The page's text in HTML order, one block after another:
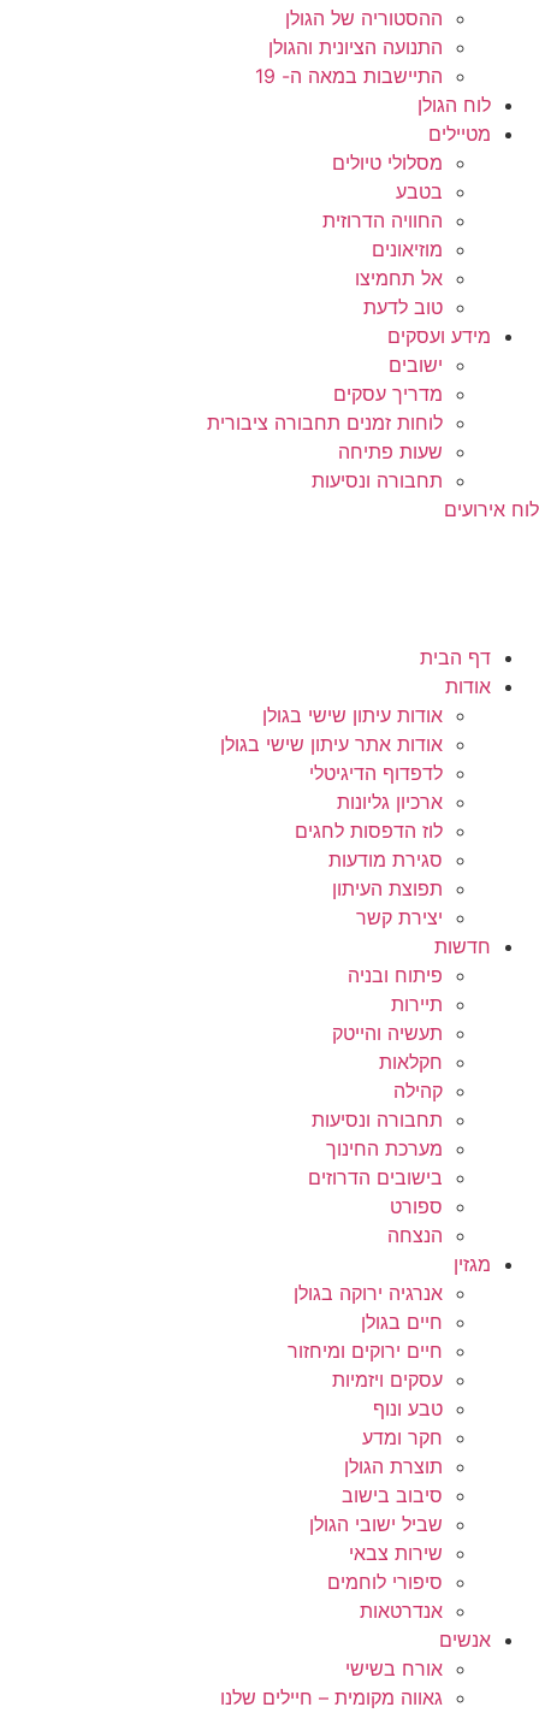
ההסטוריה של הגולן
התנועה הציונית והגולן
התיישבות במאה ה- 19
לוח הגולן
מטיילים
מסלולי טיולים
בטבע
החוויה הדרוזית
מוזיאונים
אל תחמיצו
טוב לדעת
מידע ועסקים
ישובים
מדריך עסקים
לוחות זמנים תחבורה ציבורית
שעות פתיחה
תחבורה ונסיעות
לוח אירועים
דף הבית
אודות
אודות עיתון שישי בגולן
אודות אתר עיתון שישי בגולן
לדפדוף הדיגיטלי
ארכיון גליונות
לוז הדפסות לחגים
סגירת מודעות
תפוצת העיתון
יצירת קשר
חדשות
פיתוח ובניה
תיירות
תעשיה והייטק
חקלאות
קהילה
תחבורה ונסיעות
מערכת החינוך
בישובים הדרוזים
ספורט
הנצחה
מגזין
אנרגיה ירוקה בגולן
חיים בגולן
חיים ירוקים ומיחזור
עסקים ויזמיות
טבע ונוף
חקר ומדע
תוצרת הגולן
סיבוב בישוב
שביל ישובי הגולן
שירות צבאי
סיפורי לוחמים
אנדרטאות
אנשים
אורח בשישי
גאווה מקומית – חיילים שלנו